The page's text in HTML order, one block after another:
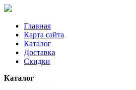
Главная
Карта сайта
Каталог
Доставка
Скидки
Каталог